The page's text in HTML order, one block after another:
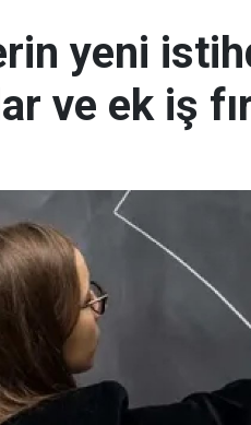
yeni
ve ek iş